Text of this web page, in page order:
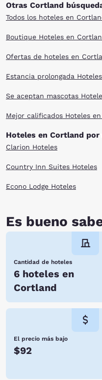
Otras Cortland
Todos los hoteles en
Boutique Hoteles en
Ofertas de hoteles en
Estancia prolongada
Se aceptan mascotas
Mejor calificados Hoteles
Hoteles en Cortland por
Clarion Hoteles
Country Inn Suites Hoteles
Econo Lodge Hoteles
Es bueno
Cantidad de hoteles
6 hoteles en
Cortland
El precio más bajo
$92